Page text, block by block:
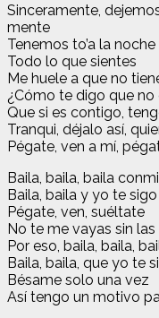
Sinceramente,
mente
Tenemos to’a la
Todo lo que sientes
Me huele a que no
¿Cómo te digo que
Que si es contigo,
Tranqui, déjalo así,
Pégate, ven a mí,
Baila, baila, baila
Baila, baila y yo te sigo
Pégate, ven, suéltate
No te me vayas sin
Por eso, baila, baila,
Baila, baila, que yo te
Bésame solo una vez
Así tengo un motivo